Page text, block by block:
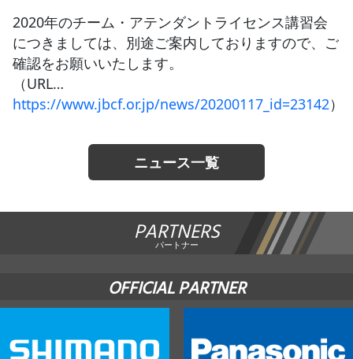
2020年のチーム・アテンダントライセンス講習会
につきましては、別途ご案内しておりますので、ご
確認をお願いいたします。
（URL…
https://www.jbcf.or.jp/news/20200117_id=23142）
ニュース一覧
PARTNERS
パートナー
OFFICIAL PARTNER